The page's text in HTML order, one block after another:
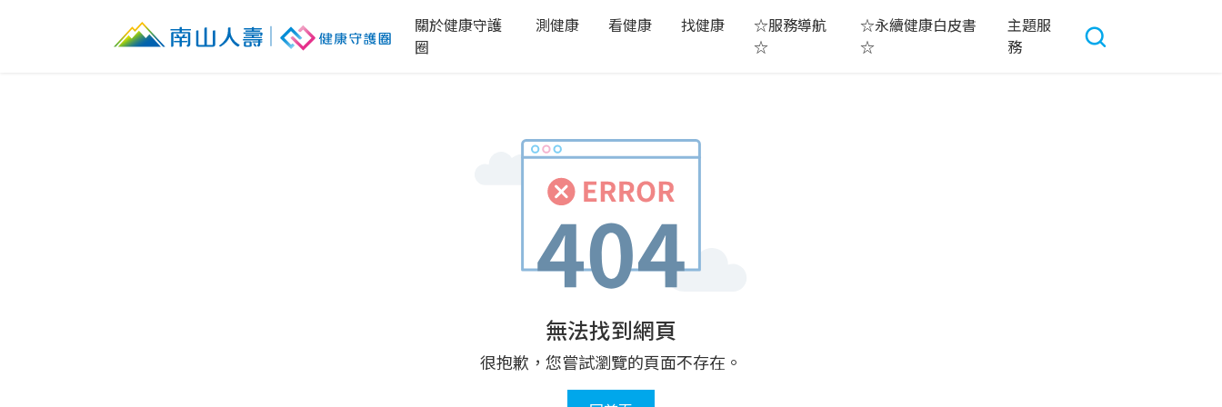
關於健康守護
圈
測健康 看健康 找健康
☆服務導航
☆
☆永續健康白皮書
☆
主題服
務
無法找到網頁
很抱歉，您嘗試瀏覽的頁面不存在。